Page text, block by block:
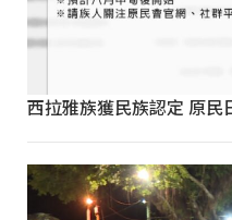
西拉雅族獲民族認定 原民